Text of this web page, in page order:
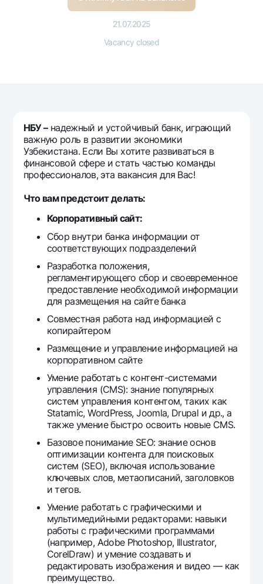
Everything is possible
FAQ
Ищите по сайту
Search
Helpful links
Press Center
Offices and ATMs
Consent for processing personal data
Follow us on social networks
Contact center
+998 78 148-00-101344
21.07.2025
Vacancy closed
НБУ –надежный и устойчивый банк, играющий
важную роль в развитии экономики
Узбекистана. Если Вы хотите развиваться в
финансовой сфере и стать частью команды
профессионалов, эта вакансия для Вас!
Что вам предстоит делать:
Корпоративный сайт:
Сбор внутри банка информации от
соответствующих подразделений
Разработка положения,
регламентирующего сбор и своевременное
предоставление необходимой информации
для размещения на сайте банка
Совместная работа над информацией с
копирайтером
Размещение и управление информацией на
корпоративном сайте
Умение работать с контент-системами
управления (CMS): знание популярных
систем управления контентом, таких как
Statamic, WordPress, Joomla, Drupal и др., а
также умение быстро освоить новые CMS.
Базовое понимание SEO: знание основ
оптимизации контента для поисковых
систем (SEO), включая использование
ключевых слов, метаописаний, заголовков
и тегов.
Умение работать с графическими и
мультимедийными редакторами: навыки
работы с графическими программами
(например, Adobe Photoshop, Illustrator,
CorelDraw) и умение создавать и
редактировать изображения и видео — как
преимущество.